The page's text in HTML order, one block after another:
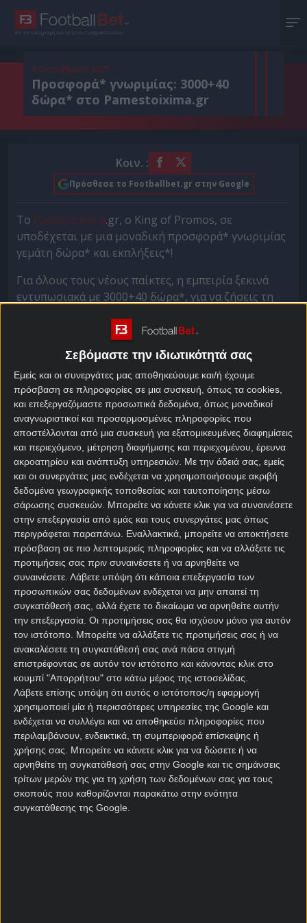
Σεβόμαστε την ιδιωτικότητά σας
Εμείς και οι συνεργάτες μας αποθηκεύουμε και/ή έχουμε
πρόσβαση σε πληροφορίες σε μια συσκευή, όπως τα cookies,
και επεξεργαζόμαστε προσωπικά δεδομένα, όπως μοναδικοί
αναγνωριστικοί και προσαρμοσμένες πληροφορίες που
αποστέλλονται από μια συσκευή για εξατομικευμένες διαφημίσεις
και περιεχόμενο, μέτρηση διαφήμισης και περιεχομένου, έρευνα
ακροατηρίου και ανάπτυξη υπηρεσιών. Με την άδειά σας, εμείς
και οι συνεργάτες μας ενδέχεται να χρησιμοποιήσουμε ακριβή
δεδομένα γεωγραφικής τοποθεσίας και ταυτοποίησης μέσω
σάρωσης συσκευών. Μπορείτε να κάνετε κλικ για να συναινέσετε
στην επεξεργασία από εμάς και τους συνεργάτες μας όπως
περιγράφεται παραπάνω. Εναλλακτικά, μπορείτε να αποκτήσετε
πρόσβαση σε πιο λεπτομερείς πληροφορίες και να αλλάξετε τις
προτιμήσεις σας πριν συναινέσετε ή να αρνηθείτε να
συναινέσετε. Λάβετε υπόψη ότι κάποια επεξεργασία των
προσωπικών σας δεδομένων ενδέχεται να μην απαιτεί τη
συγκατάθεσή σας, αλλά έχετε το δικαίωμα να αρνηθείτε αυτήν
την επεξεργασία. Οι προτιμήσεις σας θα ισχύουν μόνο για αυτόν
τον ιστότοπο. Μπορείτε να αλλάξετε τις προτιμήσεις σας ή να
ανακαλέσετε τη συγκατάθεσή σας ανά πάσα στιγμή
επιστρέφοντας σε αυτόν τον ιστότοπο και κάνοντας κλικ στο
κουμπί "Απορρήτου" στο κάτω μέρος της ιστοσελίδας.
Λάβετε επίσης υπόψη ότι αυτός ο ιστότοπος/η εφαρμογή
χρησιμοποιεί μία ή περισσότερες υπηρεσίες της Google και
ενδέχεται να συλλέγει και να αποθηκεύει πληροφορίες που
περιλαμβάνουν, ενδεικτικά, τη συμπεριφορά επίσκεψης ή
χρήσης σας. Μπορείτε να κάνετε κλικ για να δώσετε ή να
αρνηθείτε τη συγκατάθεσή σας στην Google και τις σημάνσεις
τρίτων μερών της για τη χρήση των δεδομένων σας για τους
σκοπούς που καθορίζονται παρακάτω στην ενότητα
συγκατάθεσης της Google.
Με την υπογραφή του Χρήστου Σωτηρακόπουλου
6 Οκτωβρίου 2025
Προσφορά* γνωριμίας: 3000+40
δώρα* στο Pamestoixima.gr
Κοιν. :
Πρόσθεσε το Footballbet.gr στην Google
Το Pamestoixima.gr, ο King of Promos, σε
υποδέχεται με μια μοναδική προσφορά* γνωριμίας
γεμάτη δώρα* και εκπλήξεις*!
Για όλους τους νέους παίκτες, η εμπειρία ξεκινά
εντυπωσιακά με 3000+40 δώρα*, για να ζήσεις τη
Συγκεκριμένα, η νέα Super Combo Offer* είναι εδώ
και χαρίζει 2000+20 δώρα* εντελώς δωρεάν, χωρίς
κατάθεση, ενώ στη συνέχεια σε περιμένουν
επιπλέον 1000+20 δώρα* για να απογειώσεις τη
διασκέδαση σου!
Super Combo Offer | Προσφορά για νέους παίκτες
στο Pamestoixima.gr
Με τη νέα Super Combo Offer*, έχεις περισσότερα
δώρα* και δράση για να απολαύσεις την εμπειρία
σου στο Pamestoixima.gr. Γιατί εδώ, κάθε νέα αρχή
συνοδεύεται από πλούσια έπαθλα* και μοναδικές
προσφορες για στοιχημα που απογειώνουν το
παιχνίδι!
*Ισχύουν Όροι και Προϋποθέσεις.
«21+ |Αρμόδιος Ρυθμιστής ΕΕΕΠ | Κίνδυνος
εθισμού & απώλειας περιουσίας | ΓΡΑΜΜΗ
ΣΤΗΡΙΞΗΣ: 1114| Παίξε Υπεύθυνα |».
Σχετικά άρθρα
Ο Άγιος Βασίλης έρχεται
νωρίς και μοιράζει ΤΑΞΙΔΙΑ ✈,
iPHONE 17 📱, PS5 🎮 ΚΑΙ ΠΟΛΛΑ
ΑΚΟΜΗ ΔΩΡΑ 🎁
10/12/2025